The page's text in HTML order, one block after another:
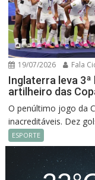
19/07/2026 Fala
Inglaterra leva 3ª
artilheiro das
O penúltimo jogo da
inacreditáveis. Dez
ESPORTE